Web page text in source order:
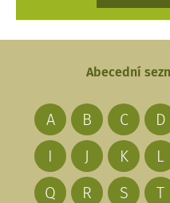
Abecední
A B C D
I
J K L
Q
R S T